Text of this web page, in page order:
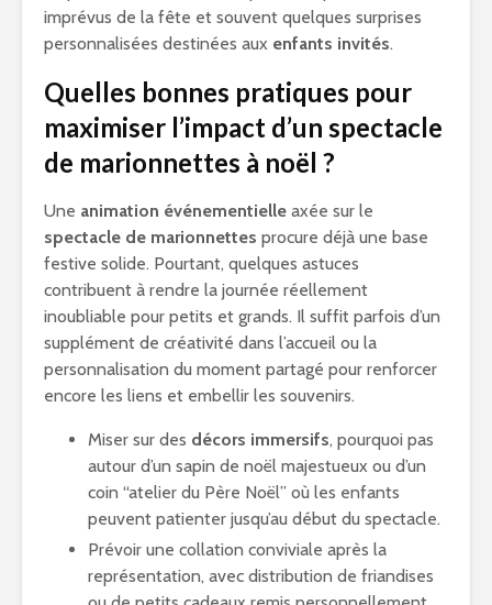
imprévus de la fête et souvent quelques surprises
personnalisées destinées aux enfants invités.
Quelles bonnes pratiques pour
maximiser l’impact d’un spectacle
de marionnettes à noël ?
Une animation événementielle axée sur le
spectacle de marionnettes procure déjà une base
festive solide. Pourtant, quelques astuces
contribuent à rendre la journée réellement
inoubliable pour petits et grands. Il suffit parfois d’un
supplément de créativité dans l’accueil ou la
personnalisation du moment partagé pour renforcer
encore les liens et embellir les souvenirs.
Miser sur des décors immersifs, pourquoi pas
autour d’un sapin de noël majestueux ou d’un
coin “atelier du Père Noël” où les enfants
peuvent patienter jusqu’au début du spectacle.
Prévoir une collation conviviale après la
représentation, avec distribution de friandises